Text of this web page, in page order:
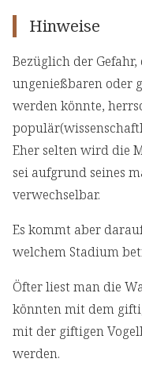
Hinweise
Bezüglich der
ungenießbaren oder
werden könnte,
Eher selten wird die
sei aufgrund seines
verwechselbar.
Es kommt aber
welchem Stadium
Öfter liest man die
könnten mit dem
mit der giftigen
werden.